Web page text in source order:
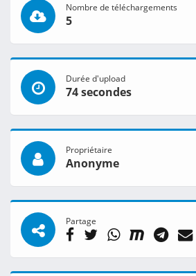
Nombre de téléchargements
5
Durée d'upload
74 secondes
Propriétaire
Anonyme
Partage